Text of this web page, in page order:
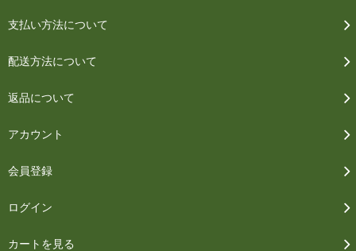
支払い方法について
配送方法について
返品について
アカウント
会員登録
ログイン
カートを見る